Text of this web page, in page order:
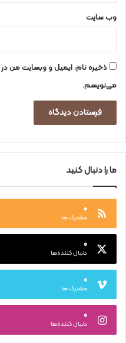
وب‌ سایت
ذخیره نام، ایمیل و وبسایت من در
می‌نویسم.
ما را دنبال کنید
۰
مشترک ها
۰
دنبال کننده‌ها
۰
مشترک ها
۰
دنبال کننده‌ها